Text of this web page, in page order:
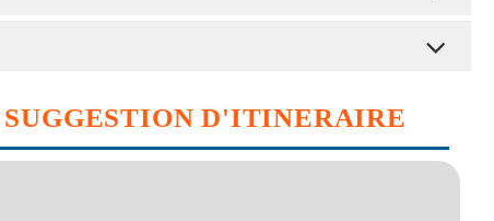
SUGGESTION D'ITINERAIRE